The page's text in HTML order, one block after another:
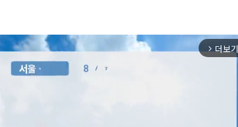
arrow_forward_ios 더보기